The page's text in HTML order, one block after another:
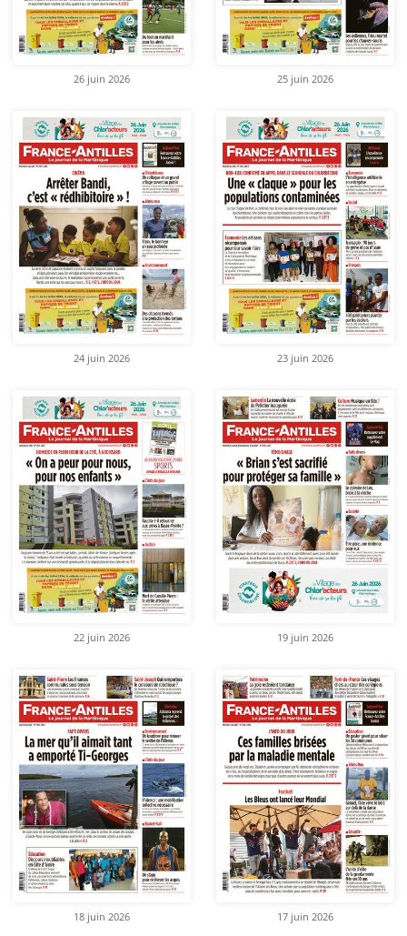
26 juin 2026 25 juin 2026
24 juin 2026 23 juin 2026
22 juin 2026 19 juin 2026
18 juin 2026 17 juin 2026